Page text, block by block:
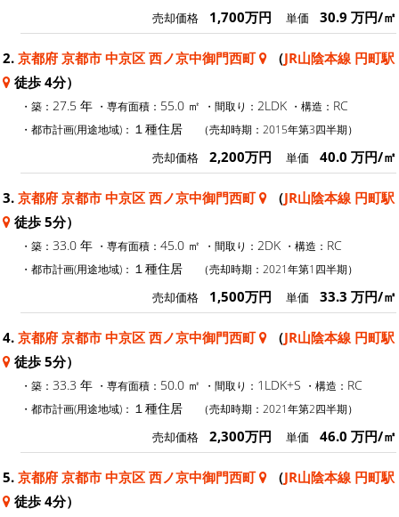
売却価格 1,700万円 単価 30.9 万円/㎡
2. 京都府 京都市 中京区 西ノ京中御門西町 （JR山陰本線 円町駅
徒歩 4分）
・築： 27.5 年 ・専有面積： 55.0 ㎡ ・間取り： 2LDK ・構造： RC
・都市計画(用途地域)： １種住居 （売却時期：2015年第3四半期）
売却価格 2,200万円 単価 40.0 万円/㎡
3. 京都府 京都市 中京区 西ノ京中御門西町 （JR山陰本線 円町駅
徒歩 5分）
・築： 33.0 年 ・専有面積： 45.0 ㎡ ・間取り： 2DK ・構造： RC
・都市計画(用途地域)： １種住居 （売却時期：2021年第1四半期）
売却価格 1,500万円 単価 33.3 万円/㎡
4. 京都府 京都市 中京区 西ノ京中御門西町 （JR山陰本線 円町駅
徒歩 5分）
・築： 33.3 年 ・専有面積： 50.0 ㎡ ・間取り： 1LDK+S ・構造： RC
・都市計画(用途地域)： １種住居 （売却時期：2021年第2四半期）
売却価格 2,300万円 単価 46.0 万円/㎡
5. 京都府 京都市 中京区 西ノ京中御門西町 （JR山陰本線 円町駅
徒歩 4分）